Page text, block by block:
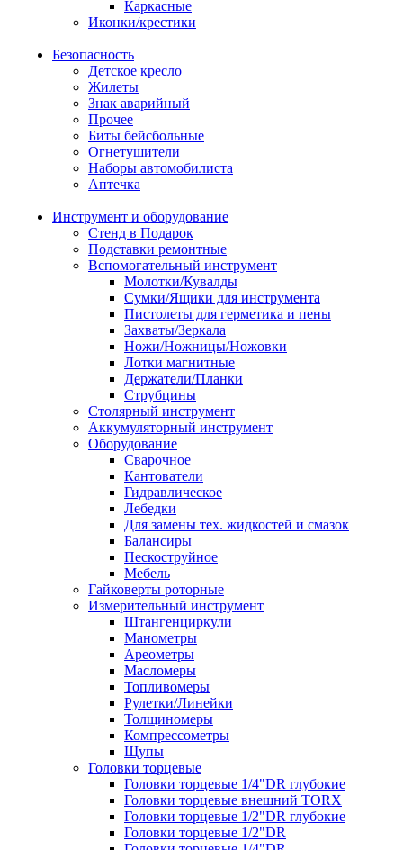
Каркасные
Иконки/крестики
Безопасность
Детское кресло
Жилеты
Знак аварийный
Прочее
Биты бейсбольные
Огнетушители
Наборы автомобилиста
Аптечка
Инструмент и оборудование
Стенд в Подарок
Подставки ремонтные
Вспомогательный инструмент
Молотки/Кувалды
Сумки/Ящики для инструмента
Пистолеты для герметика и пены
Захваты/Зеркала
Ножи/Ножницы/Ножовки
Лотки магнитные
Держатели/Планки
Струбцины
Столярный инструмент
Аккумуляторный инструмент
Оборудование
Сварочное
Кантователи
Гидравлическое
Лебедки
Для замены тех. жидкостей и смазок
Балансиры
Пескоструйное
Мебель
Гайковерты роторные
Измерительный инструмент
Штангенциркули
Манометры
Ареометры
Масломеры
Топливомеры
Рулетки/Линейки
Толщиномеры
Компрессометры
Щупы
Головки торцевые
Головки торцевые 1/4"DR глубокие
Головки торцевые внешний TORX
Головки торцевые 1/2"DR глубокие
Головки торцевые 1/2"DR